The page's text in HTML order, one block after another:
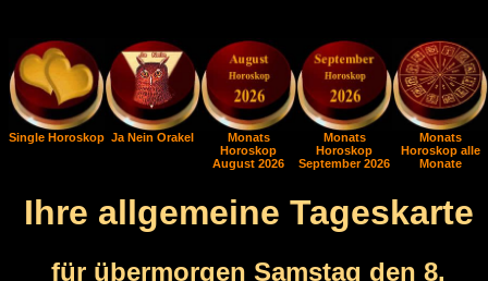
Single Horoskop Ja Nein Orakel
Monats
Horoskop
August 2026
Monats
Horoskop
September 2026
Monats
Horoskop alle
Monate
Ihre allgemeine Tageskarte
für übermorgen Samstag den 8.